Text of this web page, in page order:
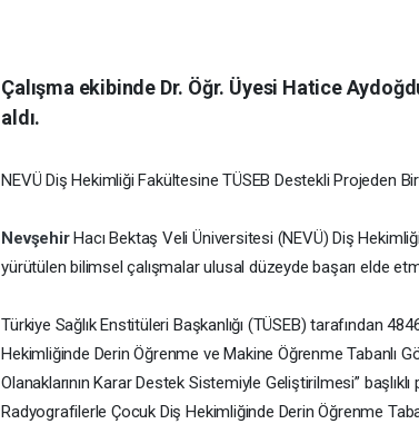
Çalışma ekibinde Dr. Öğr. Üyesi Hatice
aldı.
NEVÜ Diş Hekimliği Fakültesine TÜSEB Destekli Projeden
Nevşehir Hacı Bektaş Veli Üniversitesi (NEVÜ) Diş
yürütülen bilimsel çalışmalar ulusal düzeyde başarı elde
Türkiye Sağlık Enstitüleri Başkanlığı (TÜSEB) tarafından
Hekimliğinde Derin Öğrenme ve Makine Öğrenme Tabanlı
Olanaklarının Karar Destek Sistemiyle Geliştirilmesi”
Radyografilerle Çocuk Diş Hekimliğinde Derin Öğrenme